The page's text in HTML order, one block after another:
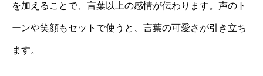
を加えることで、言葉以上の感情が伝わります。声のト
ーンや笑顔もセットで使うと、言葉の可愛さが引き立ち
ます。